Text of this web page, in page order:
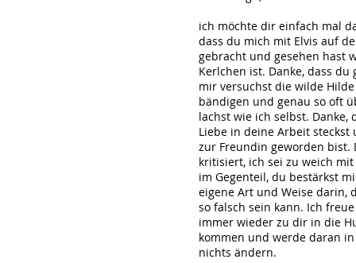
ich möchte dir einfach mal
dass du mich mit Elvis auf
gebracht und gesehen hast
Kerlchen ist. Danke, dass du
mir versuchst die wilde Hilde
bändigen und genau so oft
lachst wie ich selbst. Danke,
Liebe in deine Arbeit
zur Freundin geworden bist.
kritisiert, ich sei zu weich
im Gegenteil, du bestärkst
eigene Art und Weise darin,
so falsch sein kann. Ich
immer wieder zu dir in die
kommen und werde daran
nichts ändern.